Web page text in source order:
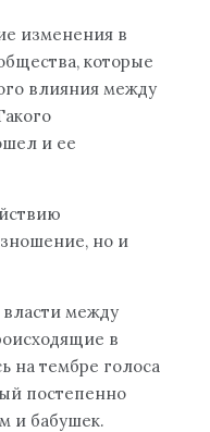
изменения в
которые
влияния между
и ее
но и
между
в
на тембре голоса
постепенно
и бабушек.